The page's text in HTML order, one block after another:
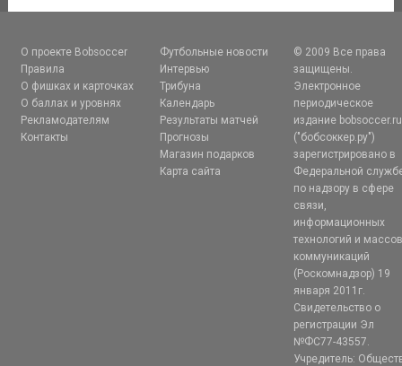
О проекте Bobsoccer
Правила
О фишках и карточках
О баллах и уровнях
Рекламодателям
Контакты
Футбольные новости
Интервью
Трибуна
Календарь
Результаты матчей
Прогнозы
Магазин подарков
Карта сайта
© 2009 Все права
защищены.
Электронное
периодическое
издание bobsoccer.ru
("бобсоккер.ру")
зарегистрировано в
Федеральной
по надзору в сфере
связи,
информационных
технологий и
коммуникаций
(Роскомнадзор) 19
января 2011г.
Свидетельство о
регистрации Эл
№ФС77-43557.
Учредитель: